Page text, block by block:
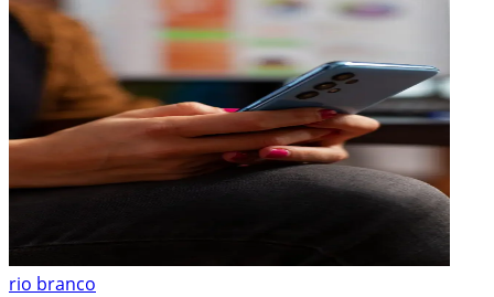
rio branco